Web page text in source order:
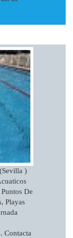
)
De
Playas
Contacta